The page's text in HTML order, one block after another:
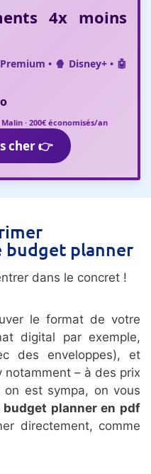
4x moins
• 🍿 Disney+ • 🤖
· 200€ économisés/an
cher 👉
planner
dans le concret !
le format de votre
digital par exemple,
des enveloppes), et
notamment – à des prix
on est sympa, on vous
planner en pdf
directement, comme